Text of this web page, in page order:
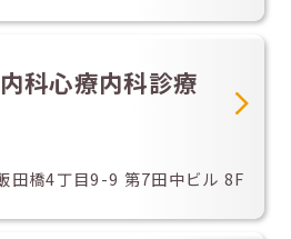
科心療内科診療
田橋4丁目9-9 第7田中ビル 8F